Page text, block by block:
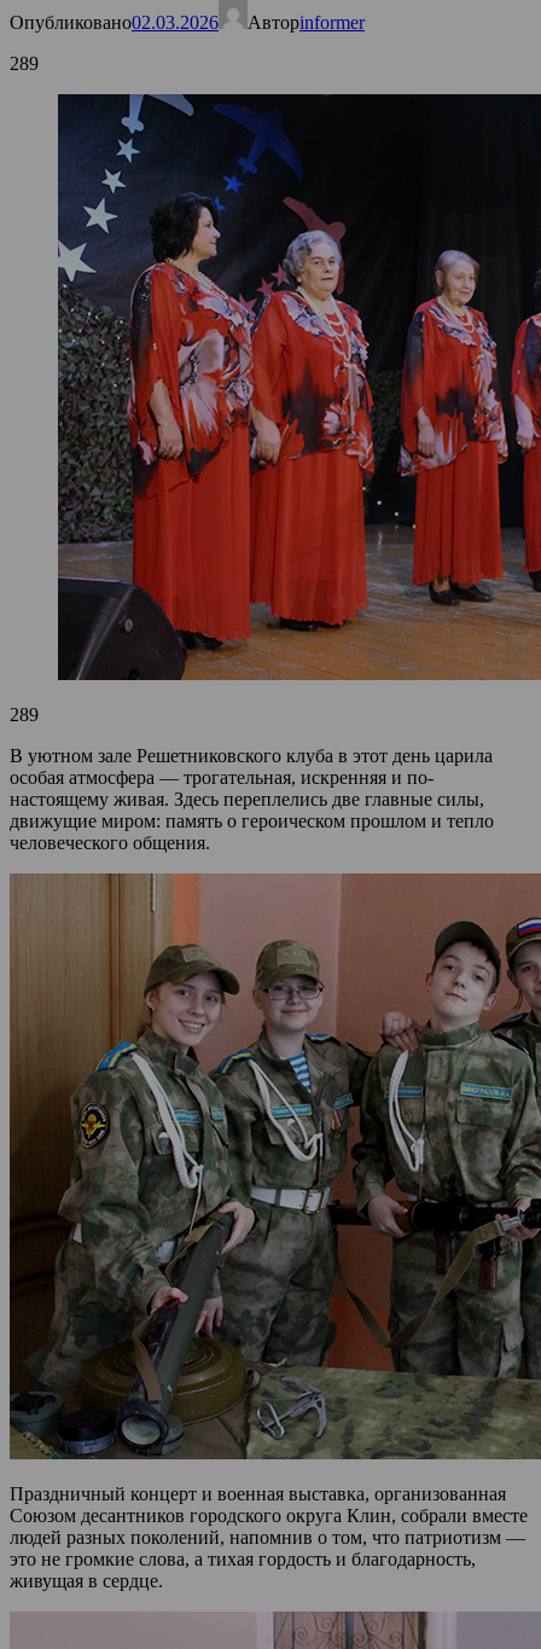
Опубликовано02.03.2026 Авторinformer
289
289
В уютном зале Решетниковского клуба в этот день царила
особая атмосфера — трогательная, искренняя и по-
настоящему живая. Здесь переплелись две главные силы,
движущие миром: память о героическом прошлом и тепло
человеческого общения.
Праздничный концерт и военная выставка, организованная
Союзом десантников городского округа Клин, собрали вместе
людей разных поколений, напомнив о том, что патриотизм —
это не громкие слова, а тихая гордость и благодарность,
живущая в сердце.